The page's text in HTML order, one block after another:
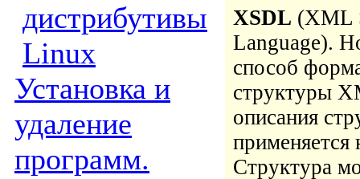
дистрибутивы
Linux
Установка и
удаление
программ.
XSDL (XML
Language).
способ
структуры
описания
Структура